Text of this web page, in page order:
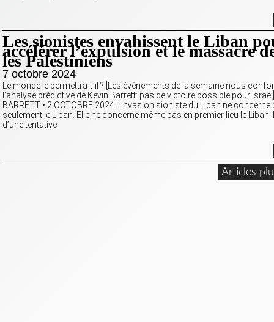
Les sionistes envahissent le Liban
accélérer l’expulsion et le massacre
les Palestiniens
7 octobre 2024
Le monde le permettra-t-il ? [Les évènements de la semaine nous
l’analyse prédictive de Kevin Barrett: pas de victoire possible pour
BARRETT • 2 OCTOBRE 2024 L’invasion sioniste du Liban ne concerne
seulement le Liban. Elle ne concerne même pas en premier lieu le Liban.
d’une tentative
Articles